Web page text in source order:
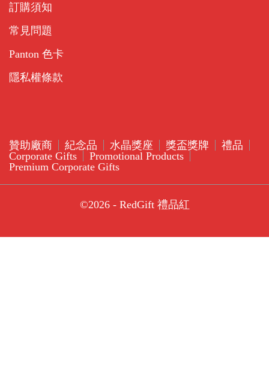
訂購須知
常見問題
Panton 色卡
隱私權條款
贊助廠商 紀念品 水晶獎座 獎盃獎牌
禮品
Corporate Gifts
Promotional Products
Premium Corporate Gifts
©2026 - RedGift 禮品紅